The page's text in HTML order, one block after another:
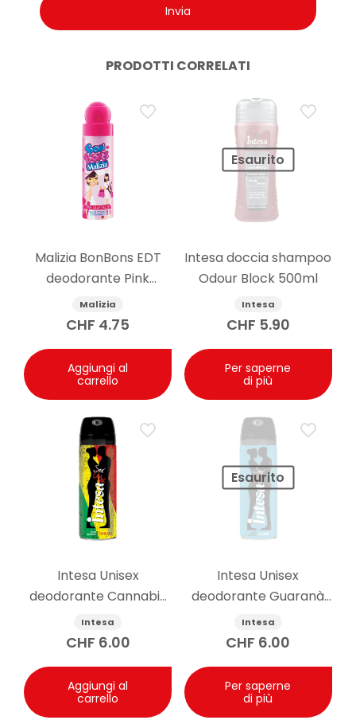
PRODOTTI CORRELATI
Malizia BonBons EDT
deodorante Pink
Grapefruit 75 ml
Malizia
CHF 4.75
Aggiungi al
carrello
Esaurito
Intesa doccia shampoo
Odour Block 500ml
Intesa
CHF 5.90
Per saperne
di più
Intesa Unisex
deodorante Cannabis
125ml
Intesa
CHF 6.00
Aggiungi al
carrello
Esaurito
Intesa Unisex
deodorante Guaranà
125ml
Intesa
CHF 6.00
Per saperne
di più